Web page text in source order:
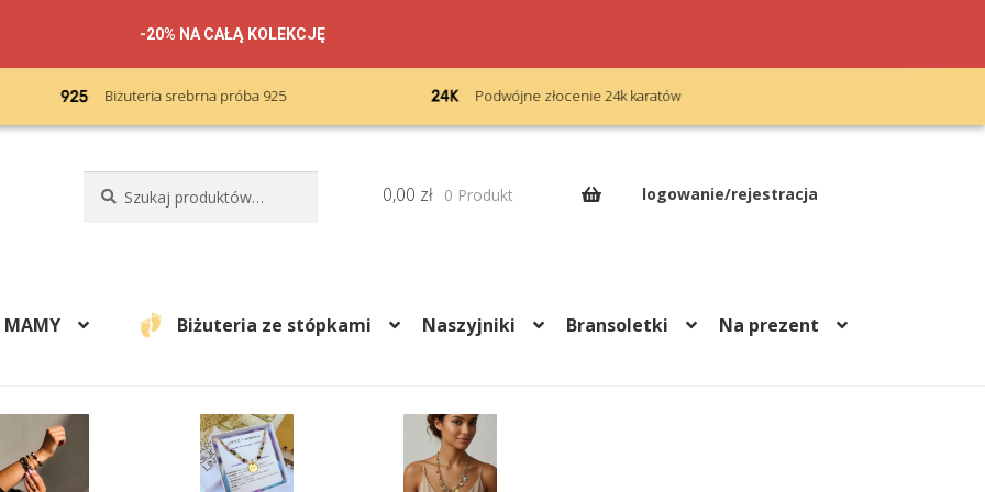
-20% NA CAŁĄ KOLEKCJĘ
Podwójne złocenie 24k karatów Bezpłatny grawerunek
logowanie/rejestracja
MAMY Biżuteria ze stópkami Naszyjniki Bransoletki Na prezent
0,00 zł 0 Produkt